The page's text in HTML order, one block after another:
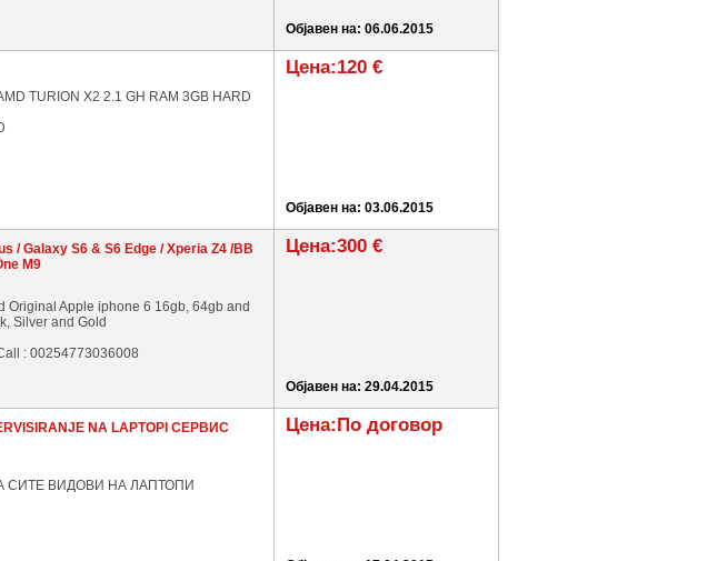
Објавен на: 06.06.2015
TURION X2 2.1 GH RAM 3GB HARD
Цена:120 €
Објавен на: 03.06.2015
/ Galaxy S6 & S6 Edge / Xperia Z4 /BB
M9
Original Apple iphone 6 16gb, 64gb and
Silver and Gold
: 00254773036008
Цена:300 €
Објавен на: 29.04.2015
NA LAPTOPI СЕРВИС
ВИДОВИ НА ЛАПТОПИ
Цена:По договор